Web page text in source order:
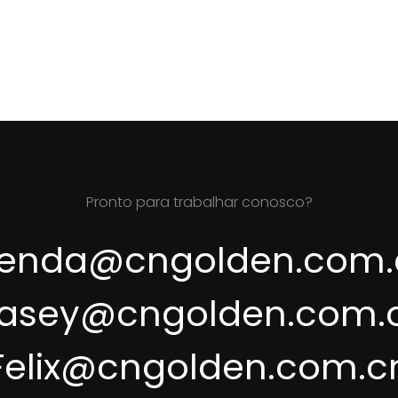
Pronto para trabalhar conosco?